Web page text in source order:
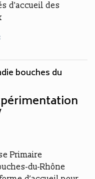
d'accueil des
bouches du
Primaire
du-Rhône